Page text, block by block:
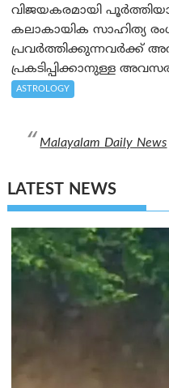
വിജയകരമായി
കലാകായിക സാഹിത്യ
പ്രവര്‍ത്തിക്കുന്നവര്‍ക്ക്
പ്രകടിപ്പിക്കാനുള്ള
ASTROLOGY
Malayalam Daily News
LATEST NEWS